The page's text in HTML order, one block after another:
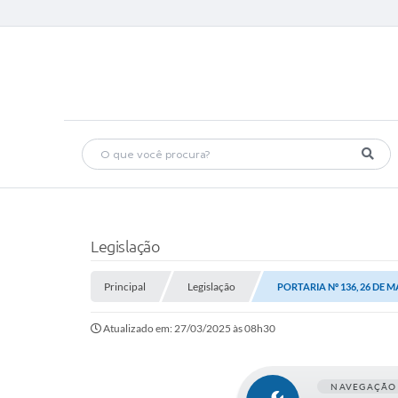
Legislação
Principal Legislação PORTARIA Nº 136, 26 DE
Atualizado em: 27/03/2025 às 08h30
NAVEGAÇÃO